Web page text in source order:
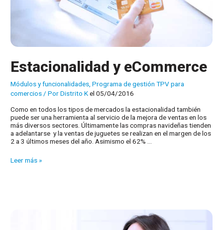
Estacionalidad y eCommerce
Módulos y funcionalidades ,Programa de gestión TPV para
comercios / PorDistrito Kel 05/04/2016
Como en todos los tipos de mercados la estacionalidad también
puede ser una herramienta al servicio de la mejora de ventas en los
más diversos sectores. Últimamente las compras navideñas tienden
a adelantarse y la ventas de juguetes se realizan en el margen de los
2 a 3 últimos meses del año. Asimismo el 62% …
Estacionalidad
Leer más »